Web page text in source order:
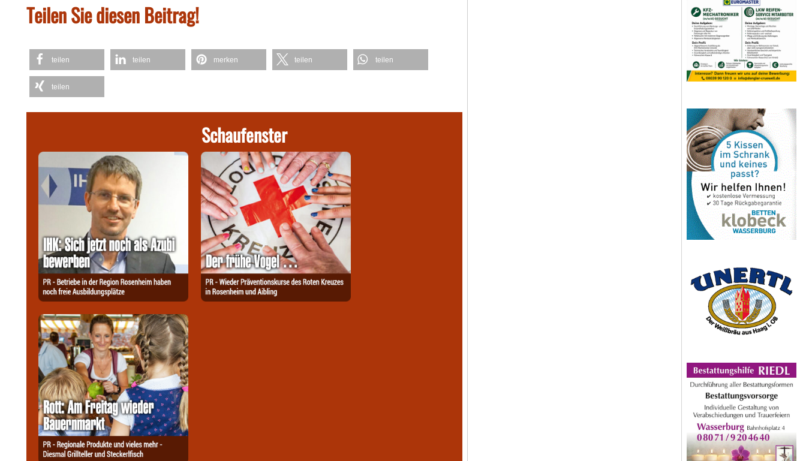
Teilen Sie diesen Beitrag!
teilen teilen merken teilen teilen
teilen
Schaufenster